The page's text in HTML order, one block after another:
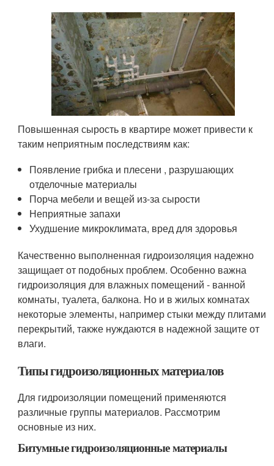
Повышенная сырость в квартире может привести к
таким неприятным последствиям как:
Появление грибка и плесени , разрушающих
отделочные материалы
Порча мебели и вещей из-за сырости
Неприятные запахи
Ухудшение микроклимата, вред для здоровья
Качественно выполненная гидроизоляция надежно
защищает от подобных проблем. Особенно важна
гидроизоляция для влажных помещений - ванной
комнаты, туалета, балкона. Но и в жилых комнатах
некоторые элементы, например стыки между плитами
перекрытий, также нуждаются в надежной защите от
влаги.
Типы гидроизоляционных материалов
Для гидроизоляции помещений применяются
различные группы материалов. Рассмотрим
основные из них.
Битумные гидроизоляционные материалы